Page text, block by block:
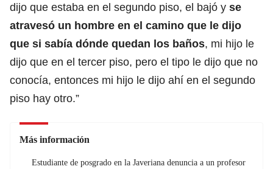
dijo que estaba en el segundo piso, el bajó y se
atravesó un hombre en el camino que le dijo
que si sabía dónde quedan los baños, mi hijo le
dijo que en el tercer piso, pero el tipo le dijo que no
conocía, entonces mi hijo le dijo ahí en el segundo
piso hay otro.”
Más información
Estudiante de posgrado en la Javeriana denuncia a un profesor